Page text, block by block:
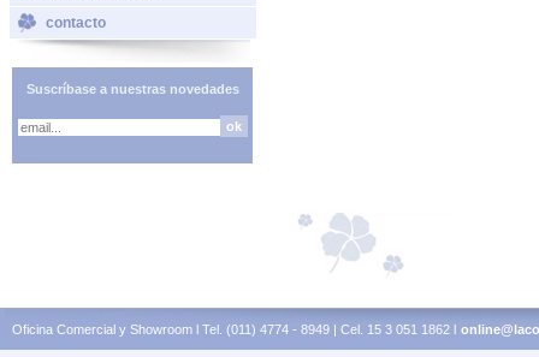
contacto
Suscríbase a nuestras novedades
Oficina Comercial y Showroom l Tel. (011) 4774 - 8949 | Cel. 15 3 051 1862 l